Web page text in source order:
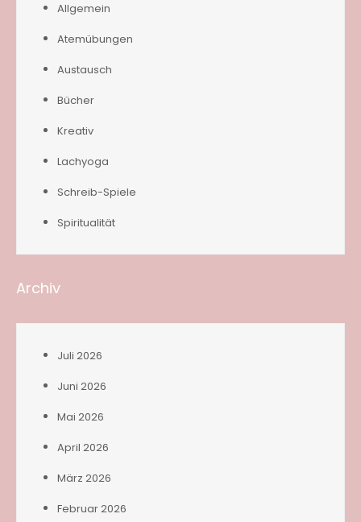
Allgemein
Atemübungen
Austausch
Bücher
Kreativ
Lachyoga
Schreib-Spiele
Spiritualität
Archiv
Juli 2026
Juni 2026
Mai 2026
April 2026
März 2026
Februar 2026